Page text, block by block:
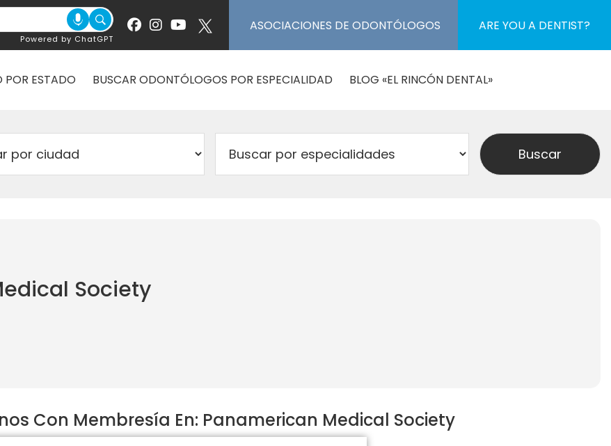
Powered by ChatGPT
ASOCIACIONES DE ODONTÓLOGOS ARE YOU A DENTIST?
POR ESTADO BUSCAR ODONTÓLOGOS POR ESPECIALIDAD BLOG «EL RINCÓN DENTAL»
Society
Con Membresía En: Panamerican Medical Society